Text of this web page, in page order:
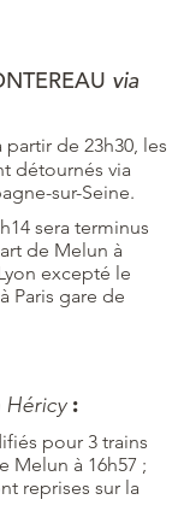
via
partir de 23h30, les
détournés via
sur-Seine.
sera terminus
de Melun à
excepté le
Paris gare de
Héricy:
pour 3 trains
Melun à 16h57 ;
reprises sur la